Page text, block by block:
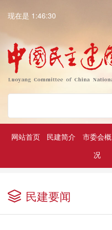
现在是 1:46:30
网站首页 民建简介
市委会概
况
民建要闻